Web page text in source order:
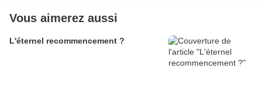
Vous aimerez aussi
L'éternel recommencement ?